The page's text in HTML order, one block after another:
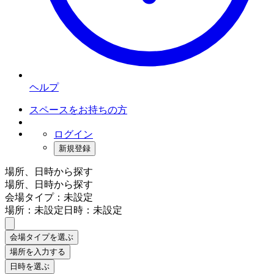
ヘルプ
スペースをお持ちの方
ログイン
新規登録
場所、日時から探す
場所、日時から探す
会場タイプ：未設定
場所：未設定日時：未設定
会場タイプを選ぶ
場所を入力する
日時を選ぶ